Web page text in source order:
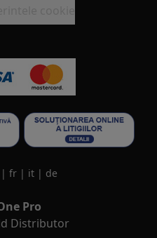
| fr | it | de
Pro
Distributor